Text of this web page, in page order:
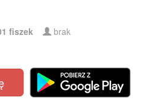
fiszek brak